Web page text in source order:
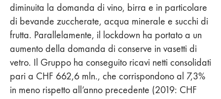
diminuita la domanda di vino, birra e in particolare
di bevande zuccherate, acqua minerale e succhi di
frutta. Parallelamente, il lockdown ha portato a un
aumento della domanda di conserve in vasetti di
vetro. Il Gruppo ha conseguito ricavi netti consolidati
pari a CHF 662,6 mln., che corrispondono al 7,3%
in meno rispetto all’anno precedente (2019: CHF